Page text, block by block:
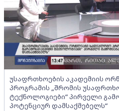
უსაფრთხოების აკადემიის
პროგრამის „შრომის
ტექნოლოგიები“ პირველი
პოტენციურ დამსაქმებელს“